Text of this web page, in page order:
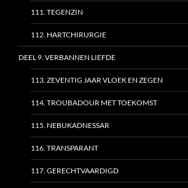
111. TEGENZIN
112. HARTCHIRURGIE
DEEL 9. VERBANNEN LIEFDE
113. ZEVENTIG JAAR VLOEK EN ZEGEN
114. TROUBADOUR MET TOEKOMST
115. NEBUKADNESSAR
116. TRANSPARANT
117. GERECHTVAARDIGD